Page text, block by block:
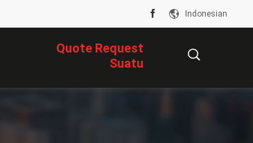
Indonesian
Quote Request
Suatu